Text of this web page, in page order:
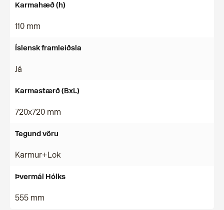
Karmahæð (h)
110 mm
Íslensk framleiðsla
Já
Karmastærð (BxL)
720x720 mm
Tegund vöru
Karmur+Lok
Þvermál Hólks
555 mm